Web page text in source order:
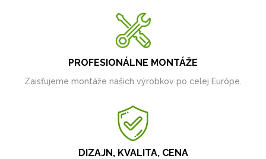
PROFESIONÁLNE MONTÁŽE
Zaisťujeme montáže našich výrobkov po celej Európe.
DIZAJN, KVALITA, CENA